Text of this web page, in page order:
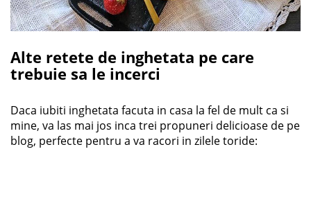
Alte retete de inghetata pe care
trebuie sa le incerci
Daca iubiti inghetata facuta in casa la fel de mult ca si
mine, va las mai jos inca trei propuneri delicioase de pe
blog, perfecte pentru a va racori in zilele toride: